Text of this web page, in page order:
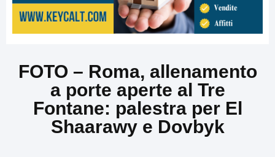
FOTO – Roma, allenamento
a porte aperte al Tre
Fontane: palestra per El
Shaarawy e Dovbyk